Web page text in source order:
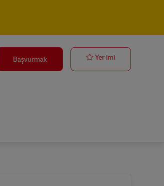
Başvurmak Yer imiPostbote für